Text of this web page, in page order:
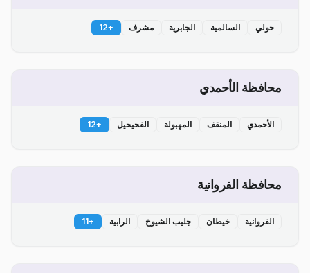
حولي السالمية الجابرية مشرف +
12
محافظة الأحمدي
الأحمدي المنقف المهبولة الفحيحيل +
12
محافظة الفروانية
الفروانية خيطان جليب الشيوخ الرابية +
11